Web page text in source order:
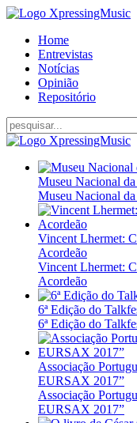
Home
Entrevistas
Notícias
Opinião
Repositório
Museu Nacional
Museu Nacional
Vincent Lhermet:
Acordeão
Vincent Lhermet:
Acordeão
6ª Edição do
6ª Edição do
Associação
EURSAX 2017”
Associação
EURSAX 2017”